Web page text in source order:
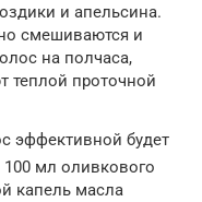
и апельсина.
смешиваются и
на полчаса,
теплой проточной
эффективной будет
100 мл оливкового
капель масла